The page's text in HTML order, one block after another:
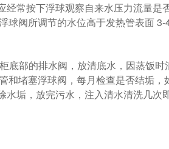
经常按下浮球观察自来水压力流量是
球阀所调节的水位高于发热管表面
排水阀，放清底水，因蒸饭
和堵塞浮球阀，每月检查是否结垢
垢，放完污水，注入清水清洗几次即